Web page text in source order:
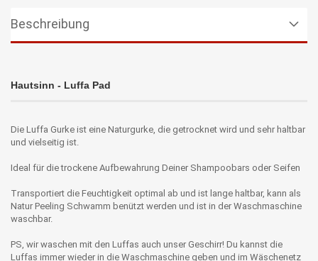
Beschreibung
Hautsinn - Luffa Pad
Die Luffa Gurke ist eine Naturgurke, die getrocknet wird und sehr haltbar
und vielseitig ist.
Ideal für die trockene Aufbewahrung Deiner Shampoobars oder Seifen
Transportiert die Feuchtigkeit optimal ab und ist lange haltbar, kann als
Natur Peeling Schwamm benützt werden und ist in der Waschmaschine
waschbar.
PS, wir waschen mit den Luffas auch unser Geschirr! Du kannst die
Luffas immer wieder in die Waschmaschine geben und im Wäschenetz